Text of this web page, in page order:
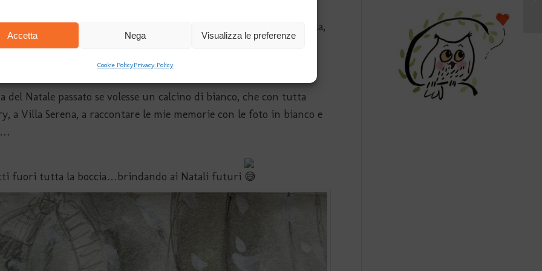
Accetta Nega Visualizza le preferenze
Cookie PolicyPrivacy Policy
in particolare non riesco a ritrovare quell’aria in città…nulla,
tantissimo.
Natale passato se volesse un calcino di bianco, che con tutta
a Villa Serena, a raccontare le mie memorie con le foto in bianco e
…
fuori tutta la boccia…brindando ai Natali futuri